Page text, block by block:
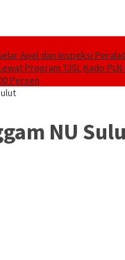
Apel dan Inspeksi
Program TJSLKado
Persen
NU